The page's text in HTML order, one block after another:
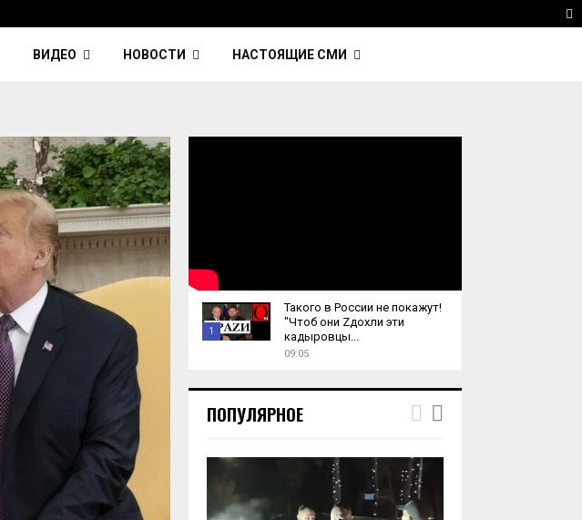
ВИДЕО НОВОСТИ НАСТОЯЩИЕ СМИ
1
u
m
Такого в России не покажут!
"Чтоб они Zдохли эти
кадыровцы...
09:05
ПОПУЛЯРНОЕ